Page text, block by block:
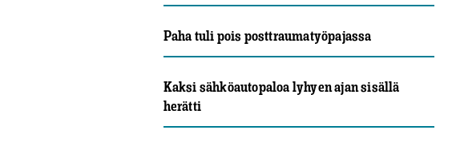
Paha tuli pois posttraumatyöpajassa
Kaksi sähköautopaloa lyhyen ajan sisällä
herätti